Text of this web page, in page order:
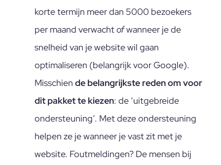
korte termijn meer dan 5000 bezoekers
per maand verwachtofwanneer je de
snelheid van je website wil gaan
optimaliseren (belangrijk voor Google).
Misschien de belangrijkste reden om voor
dit pakket te kiezen: de ‘uitgebreide
ondersteuning’. Met deze ondersteuning
helpen ze je wanneer je vast zit met je
website. Foutmeldingen? De mensen bij